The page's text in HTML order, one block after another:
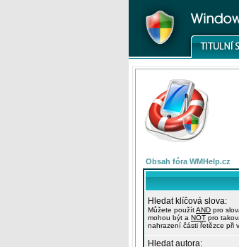
Obsah fóra WMHelp.cz
Hledat klíčová slova:
Můžete použítAND pro
mohou být a NOT pro
nahrazení části řetězce při
Hledat autora: